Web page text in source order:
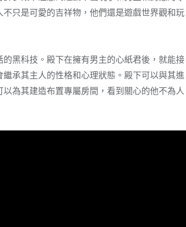
只是可愛的吉祥物，他們還是遊戲世界觀和玩
的黑科技。殿下在擁有男主的心紙君後，就能接
承其主人的性格和心理狀態。殿下可以與其進
為其建造布置專屬房間，看到關心的他不為人